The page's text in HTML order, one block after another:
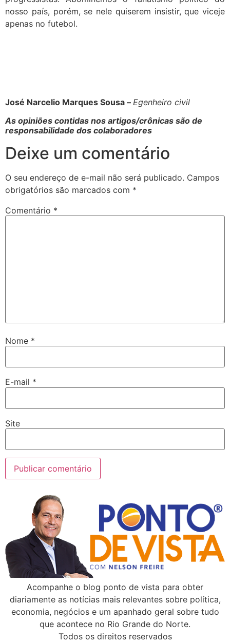
nosso país, porém, se nele quiserem insistir, que viceje
apenas no futebol.
José Narcelio Marques Sousa – Egenheiro civil
As opiniões contidas nos artigos/crônicas são de
responsabilidade dos colaboradores
Deixe um comentário
O seu endereço de e-mail não será publicado. Campos
obrigatórios são marcados com *
Comentário *
Nome *
E-mail *
Site
Acompanhe o blog ponto de vista para obter
diariamente as notícias mais relevantes sobre política,
economia, negócios e um apanhado geral sobre tudo
que acontece no Rio Grande do Norte.
Todos os direitos reservados